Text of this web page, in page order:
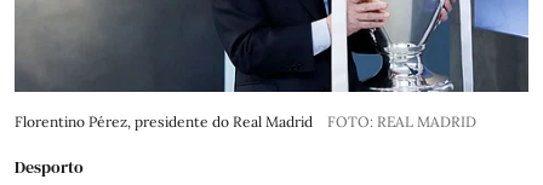
Florentino Pérez, presidente do Real Madrid FOTO: REAL MADRID
Desporto